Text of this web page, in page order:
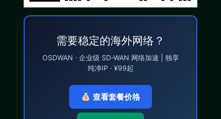
需要稳定的海外网络？
OSDWAN · 企业级 SD-WAN 网络加速 | 独享
纯净IP · ¥99起
查看套餐价格